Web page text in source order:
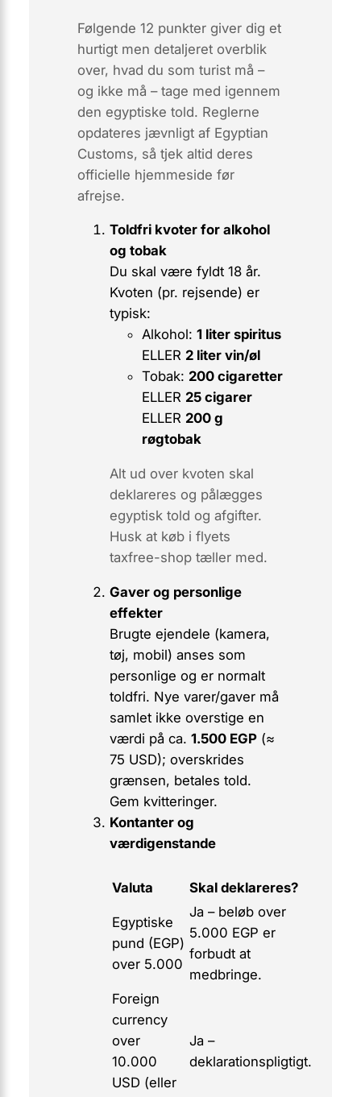
Følgende 12 punkter giver dig et
hurtigt men detaljeret overblik
over, hvad du som turist må –
og ikke må – tage med igennem
den egyptiske told. Reglerne
opdateres jævnligt af Egyptian
Customs, så tjek altid deres
officielle hjemmeside før
afrejse.
Toldfri kvoter for alkohol
og tobak
Du skal være fyldt 18 år.
Kvoten (pr. rejsende) er
typisk:
Alkohol: 1 liter spiritus
ELLER 2 liter vin/øl
Tobak: 200 cigaretter
ELLER 25 cigarer
ELLER 200 g
røgtobak
Alt ud over kvoten skal
deklareres og pålægges
egyptisk told og afgifter.
Husk at køb i flyets
taxfree-shop tæller med.
Gaver og personlige
effekter
Brugte ejendele (kamera,
tøj, mobil) anses som
personlige og er normalt
toldfri. Nye varer/gaver må
samlet ikke overstige en
værdi på ca. 1.500 EGP(≈
75 USD); overskrides
grænsen, betales told.
Gem kvitteringer.
Kontanter og
værdigenstande
Valuta Skal deklareres?
Egyptiske
pund (EGP)
over 5.000
Ja – beløb over
5.000 EGP er
forbudt at
medbringe.
Foreign
currency
over
10.000
USD (eller
Ja –
deklarationspligtigt.